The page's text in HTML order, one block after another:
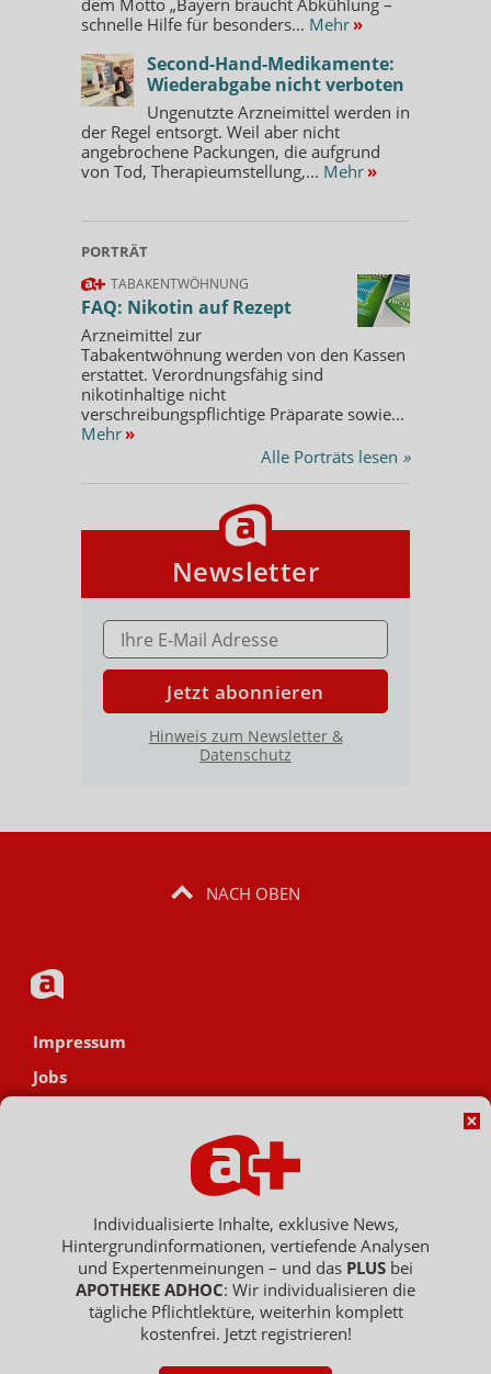
dem Motto „Bayern braucht Abkühlung –
schnelle Hilfe für besonders... Mehr »
Second-Hand-Medikamente:
Wiederabgabe nicht verboten
Ungenutzte Arzneimittel werden in
der Regel entsorgt. Weil aber nicht
angebrochene Packungen, die aufgrund
von Tod, Therapieumstellung,... Mehr »
PORTRÄT
TABAKENTWÖHNUNG
FAQ: Nikotin auf Rezept
Arzneimittel zur
Tabakentwöhnung werden von den Kassen
erstattet. Verordnungsfähig sind
nikotinhaltige nicht
verschreibungspflichtige Präparate sowie...
Mehr »
Alle Porträts lesen »
Newsletter
E-MAIL ADRESSE
Jetzt abonnieren
Hinweis zum Newsletter &
Datenschutz
NACH OBEN
Impressum
Jobs
Hinweisgebersystem
Vertrag widerrufen
Copyright © 2007 - 2026 , APOTHEKE ADHOC ist ein Dienst der ELPATO
Individualisierte Inhalte, exklusive News,
Hintergrundinformationen, vertiefende Analysen
und Expertenmeinungen – und das PLUS bei
APOTHEKE ADHOC: Wir individualisieren die
tägliche Pflichtlektüre, weiterhin komplett
kostenfrei. Jetzt registrieren!